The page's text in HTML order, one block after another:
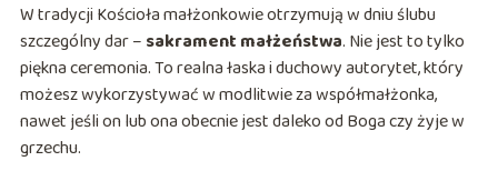
W tradycji Kościoła małżonkowie otrzymują w dniu ślubu
szczególny dar – sakrament małżeństwa. Nie jest to tylko
piękna ceremonia. To realna łaska i duchowy autorytet, który
możesz wykorzystywać w modlitwie za współmałżonka,
nawet jeśli on lub ona obecnie jest daleko od Boga czy żyje w
grzechu.